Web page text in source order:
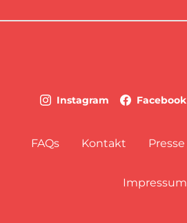
Instagram Facebook
FAQs Kontakt Presse
Impressum